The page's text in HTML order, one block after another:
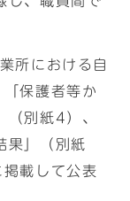
所における自
保護者等か
（別紙4）、
果」（別紙
載して公表